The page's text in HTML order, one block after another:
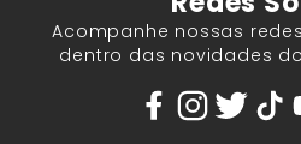
Acompanhe nossas
dentro das novidades do